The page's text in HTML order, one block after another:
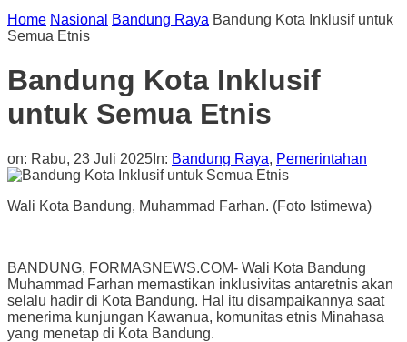
Home Nasional Bandung Raya Bandung Kota Inklusif untuk
Semua Etnis
Bandung Kota Inklusif
untuk Semua Etnis
on: Rabu, 23 Juli 2025 In: Bandung Raya, Pemerintahan
Wali Kota Bandung, Muhammad Farhan. (Foto Istimewa)
BANDUNG, FORMASNEWS.COM- Wali Kota Bandung
Muhammad Farhan memastikan inklusivitas antaretnis akan
selalu hadir di Kota Bandung. Hal itu disampaikannya saat
menerima kunjungan Kawanua, komunitas etnis Minahasa
yang menetap di Kota Bandung.